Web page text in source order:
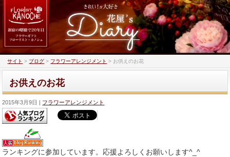
サイト > ブログ > フラワーアレンジメント > お供えのお花
お供えのお花
2015年3月9日 フラワーアレンジメント
ランキングに参加しています。応援よろしくお願いします^_^